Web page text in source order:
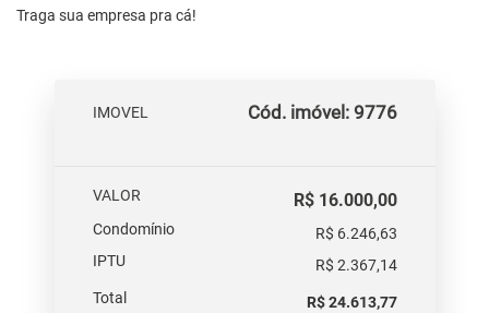
Traga sua empresa pra cá!
IMOVEL Cód. imóvel: 9776
VALOR R$ 16.000,00
Condomínio
R$ 6.246,63
IPTU
R$ 2.367,14
Total
R$ 24.613,77